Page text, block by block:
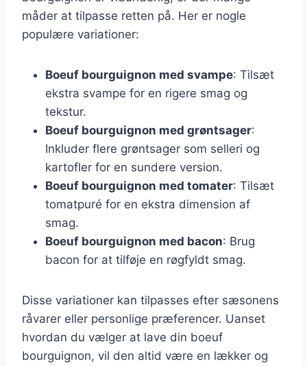
måder at tilpasse retten på. Her er nogle
populære variationer:
Boeuf bourguignon med svampe: Tilsæt
ekstra svampe for en rigere smag og
tekstur.
Boeuf bourguignon med grøntsager:
Inkluder flere grøntsager som selleri og
kartofler for en sundere version.
Boeuf bourguignon med tomater: Tilsæt
tomatpuré for en ekstra dimension af
smag.
Boeuf bourguignon med bacon: Brug
bacon for at tilføje en røgfyldt smag.
Disse variationer kan tilpasses efter sæsonens
råvarer eller personlige præferencer. Uanset
hvordan du vælger at lave din boeuf
bourguignon, vil den altid være en lækker og